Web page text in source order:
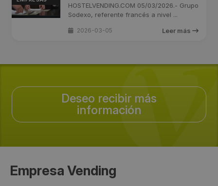
mercado de la restauración
HOSTELVENDING.COM 05/03/2026.- Grupo
Sodexo, referente francés a nivel ...
2026-03-05 Leer más
Deseo recibir más
información
Empresa Vending